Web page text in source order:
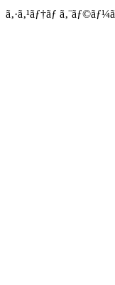
ã‚·ã‚¹ãƒ†ãƒ